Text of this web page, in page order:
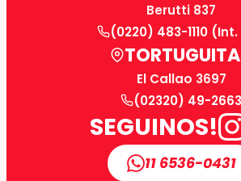
Berutti 837
(0220) 483-1110 (Int.
El Callao 3697
(02320) 49-2663
SEGUINOS!
11 6536-0431